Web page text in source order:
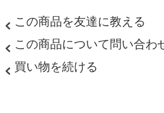
この商品を友達に教える
この商品について問い合わ
買い物を続ける